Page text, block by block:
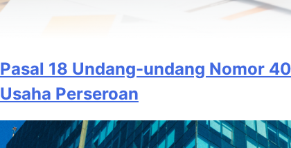
Pasal 18 Undang-undang Nomor
Usaha Perseroan